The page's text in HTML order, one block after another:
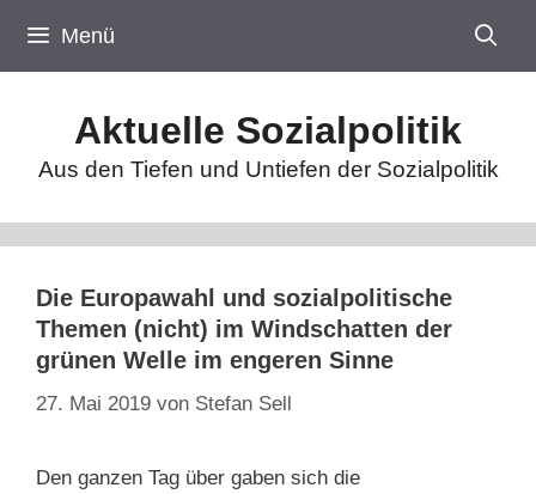
Inhalt
springen
Menü
Aktuelle Sozialpolitik
Aus den Tiefen und Untiefen der Sozialpolitik
Die Europawahl und sozialpolitische
Themen (nicht) im Windschatten der
grünen Welle im engeren Sinne
27. Mai 2019 von Stefan Sell
Den ganzen Tag über gaben sich die